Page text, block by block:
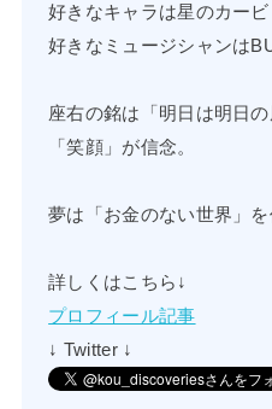
好きなキャラは星のカービ
好きなミュージシャンは
座右の銘は「明日は明日の
「笑顔」が信念。
夢は「お金のない世界」を
詳しくはこちら↓
プロフィール記事
↓ Twitter ↓